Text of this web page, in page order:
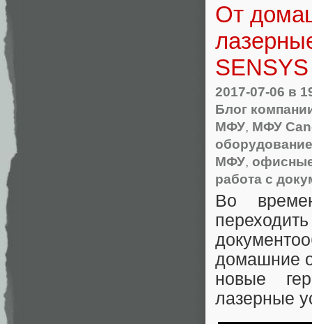
От
SENSYS
2017-07-06 в
Блог
МФУ, МФУ
МФУ,
работа с
Во
домашние
новые
лазерные